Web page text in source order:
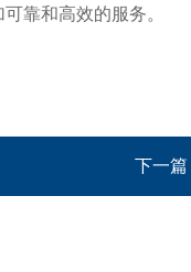
靠和高效的服务。
下一篇